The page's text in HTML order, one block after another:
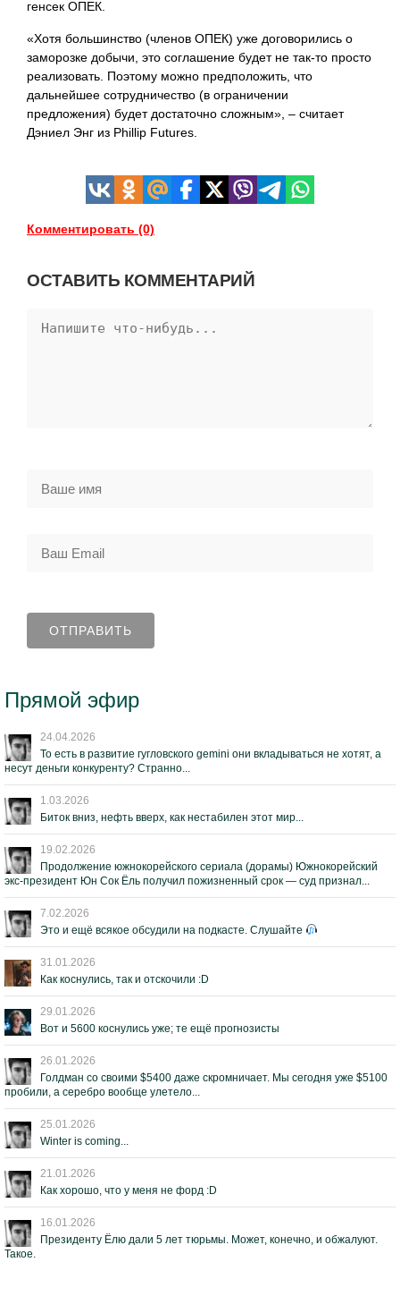
генсек ОПЕК.
«Хотя большинство (членов ОПЕК) уже договорились о
заморозке добычи, это соглашение будет не так-то просто
реализовать. Поэтому можно предположить, что
дальнейшее сотрудничество (в ограничении
предложения) будет достаточно сложным», – считает
Дэниел Энг из Phillip Futures.
Комментировать (0)
ОСТАВИТЬ КОММЕНТАРИЙ
Прямой эфир
24.04.2026
То есть в развитие гугловского gemini они вкладываться не хотят, а
несут деньги конкуренту? Странно...
1.03.2026
Биток вниз, нефть вверх, как нестабилен этот мир...
19.02.2026
Продолжение южнокорейского сериала (дорамы) Южнокорейский
экс-президент Юн Сок Ёль получил пожизненный срок — суд признал...
7.02.2026
Это и ещё всякое обсудили на подкасте. Слушайте
31.01.2026
Как коснулись, так и отскочили :D
29.01.2026
Вот и 5600 коснулись уже; те ещё прогнозисты
26.01.2026
Голдман со своими $5400 даже скромничает. Мы сегодня уже $5100
пробили, а серебро вообще улетело...
25.01.2026
Winter is coming...
21.01.2026
Как хорошо, что у меня не форд :D
16.01.2026
Президенту Ёлю дали 5 лет тюрьмы. Может, конечно, и обжалуют.
Такое.